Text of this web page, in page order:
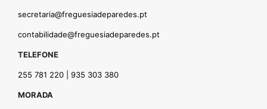
secretaria@freguesiadeparedes.pt
contabilidade@freguesiadeparedes.pt
TELEFONE
255 781 220 | 935 303 380
MORADA